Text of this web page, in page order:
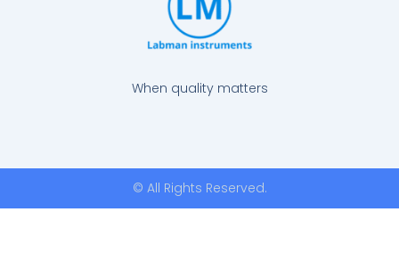
When quality matters
© All Rights Reserved.